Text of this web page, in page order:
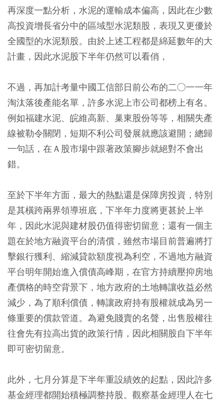
再深度一點分析，水泥的運輸成本偏高，因此在少數
高投資增長省分中的區域型水泥類股，表現又更優於
全國型的水泥類股。由於上述工程都是綿延數年的大
計畫，因此水泥股下半年仍然可以看俏，
不過，再加計考量中國工信部日前公布的二○一一年
淘汰落後產能名單，許多水泥上市公司都榜上有名。
例如福建水泥、皖維高新、巢東股份等等，相關失產
線被勒令關閉，短期不利公司發展就應該避開；總歸
一句話，在Ａ股市場中跟著政策腳步就絕對不會出
錯。
至於下半年方面，最大的熱點還是保障房投資，特別
是其橫跨兩界領導班底，下半年力度將更甚於上半
年，因此水泥與建材股仍值得密切留意；還有一個主
題在於地方融資平台的清償，雖然市場目前普遍將打
擊銀行獲利、縮減貸款額度視為利空，不過地方融資
平台明年開始進入償債高峰期，在官方持續壓抑房地
產價格的時空背景下，地方政府的土地轉讓收益必然
減少，為了順利償債，轉讓政府持有股權就成為另一
條重要的償款管道。為避免賤賣的名聲，出售股權往
往會先有拉高出貨的政策行情，因此相關股自下半年
即可密切留意。
此外，七月分算是下半年重設績效的起點，因此許多
基金經理都開始積極調整持股。觀察基金經理人在七